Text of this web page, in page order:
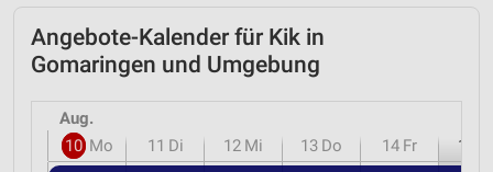
Angebote-Kalender für Kik in
Gomaringen und Umgebung
Aug.
10 Mo 11 Di 12 Mi 13 Do 14 Fr 15